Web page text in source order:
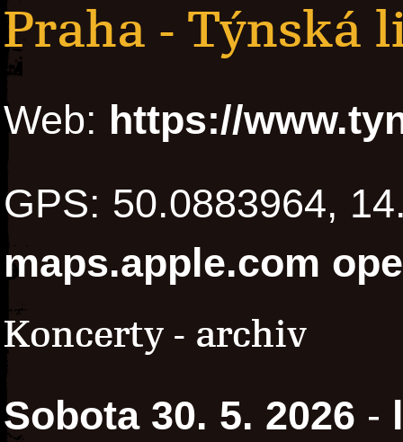
Praha - Týnská
Web: https://
GPS: 50.0883964,
maps.apple.com
Koncerty - archiv
Sobota 30. 5. 2026 -